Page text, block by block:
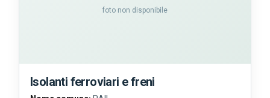
foto non disponibile
Isolanti ferroviari e freni